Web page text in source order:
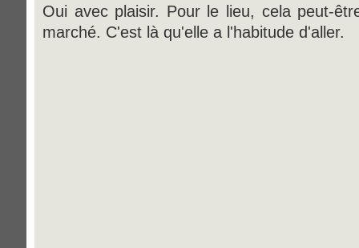
Oui avec plaisir. Pour le lieu, cela peut-
marché. C'est là qu'elle a l'habitude d'aller.